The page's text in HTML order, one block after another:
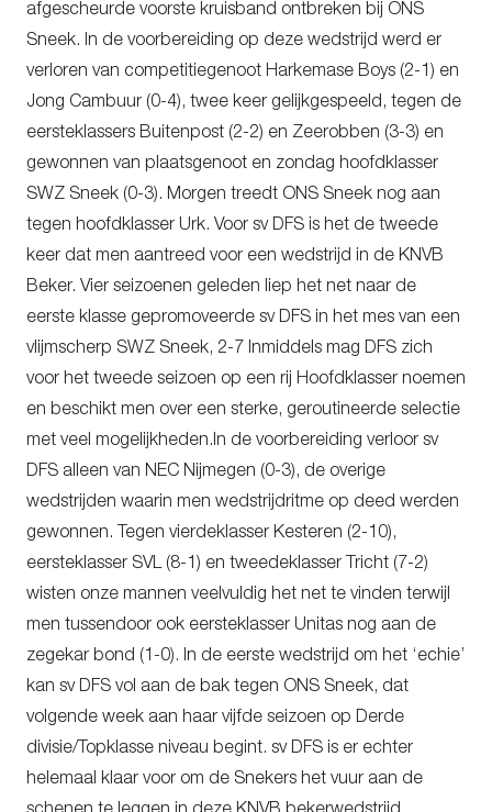
afgescheurde voorste kruisband ontbreken bij ONS
Sneek. In de voorbereiding op deze wedstrijd werd er
verloren van competitiegenoot Harkemase Boys (2-1) en
Jong Cambuur (0-4), twee keer gelijkgespeeld, tegen de
eersteklassers Buitenpost (2-2) en Zeerobben (3-3) en
gewonnen van plaatsgenoot en zondag hoofdklasser
SWZ Sneek (0-3). Morgen treedt ONS Sneek nog aan
tegen hoofdklasser Urk. Voor sv DFS is het de tweede
keer dat men aantreed voor een wedstrijd in de KNVB
Beker. Vier seizoenen geleden liep het net naar de
eerste klasse gepromoveerde sv DFS in het mes van een
vlijmscherp SWZ Sneek, 2-7 Inmiddels mag DFS zich
voor het tweede seizoen op een rij Hoofdklasser noemen
en beschikt men over een sterke, geroutineerde selectie
met veel mogelijkheden.In de voorbereiding verloor sv
DFS alleen van NEC Nijmegen (0-3), de overige
wedstrijden waarin men wedstrijdritme op deed werden
gewonnen. Tegen vierdeklasser Kesteren (2-10),
eersteklasser SVL (8-1) en tweedeklasser Tricht (7-2)
wisten onze mannen veelvuldig het net te vinden terwijl
men tussendoor ook eersteklasser Unitas nog aan de
zegekar bond (1-0). In de eerste wedstrijd om het ‘echie’
kan sv DFS vol aan de bak tegen ONS Sneek, dat
volgende week aan haar vijfde seizoen op Derde
divisie/Topklasse niveau begint. sv DFS is er echter
helemaal klaar voor om de Snekers het vuur aan de